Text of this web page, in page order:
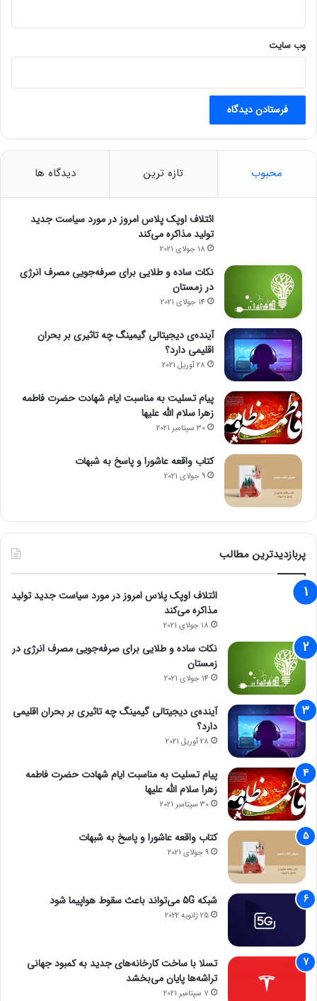
وب‌ سایت
محبوب تازه ترین دیدگاه ها
ائتلاف اوپک پلاس امروز در مورد سیاست جدید
تولید مذاکره می‌کند
18 جولای 2021
نکات ساده و طلایی برای صرفه‌جویی مصرف انرژی
در زمستان
14 جولای 2021
آینده‌ی دیجیتالی گیمینگ چه تاثیری بر بحران
اقلیمی دارد؟
28 آوریل 2021
پیام تسلیت به مناسبت ایام شهادت حضرت فاطمه
زهرا سلام الله علیها
30 سپتامبر 2021
کتاب واقعه عاشورا و پاسخ به شبهات
9 جولای 2021
پربازدیدترین مطالب
ائتلاف اوپک پلاس امروز در مورد سیاست جدید تولید
مذاکره می‌کند
18 جولای 2021
نکات ساده و طلایی برای صرفه‌جویی مصرف انرژی در
زمستان
14 جولای 2021
آینده‌ی دیجیتالی گیمینگ چه تاثیری بر بحران اقلیمی
دارد؟
28 آوریل 2021
پیام تسلیت به مناسبت ایام شهادت حضرت فاطمه
زهرا سلام الله علیها
30 سپتامبر 2021
کتاب واقعه عاشورا و پاسخ به شبهات
9 جولای 2021
شبکه 5G می‌تواند باعث سقوط هواپیما شود
25 ژانویه 2022
تسلا با ساخت کارخانه‌های جدید به کمبود جهانی
تراشه‌ها پایان می‌بخشد
7 سپتامبر 2021